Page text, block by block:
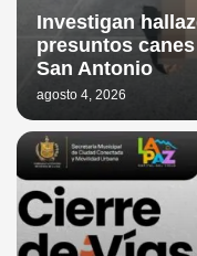
Investigan
presuntos
San Antonio
agosto 4, 2026